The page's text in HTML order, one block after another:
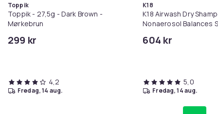
Toppik
Toppik - 27,5g - Dark Brown -
Mørkebrun
299 kr
4,2
fredag, 14 aug.
K18
K18 Airwash Dry
Nonaerosol Balances
604 kr
5,0
fredag, 14 aug.